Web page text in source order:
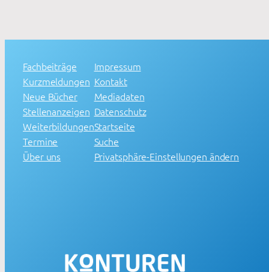
Fachbeiträge
Kurzmeldungen
Neue Bücher
Stellenanzeigen
Weiterbildungen
Termine
Über uns
Impressum
Kontakt
Mediadaten
Datenschutz
Startseite
Suche
Privatsphäre-Einstellungen ändern